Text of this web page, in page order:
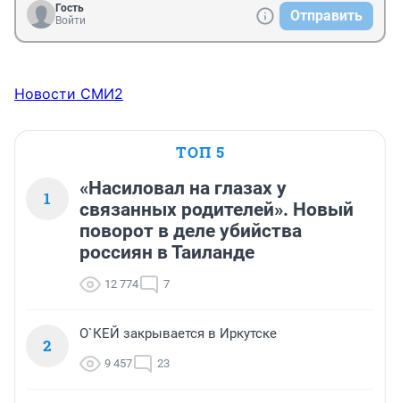
Гость
Войти
Отправить
Новости СМИ2
ТОП 5
1
«Насиловал на глазах у
связанных родителей». Новый
поворот в деле убийства
россиян в Таиланде
12 774 7
2
О`КЕЙ закрывается в Иркутске
9 457 23